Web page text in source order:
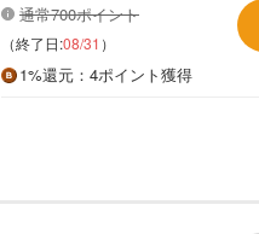
通常700ポイント
（終了日:08/31 ）
1%還元 ：4ポイント獲得